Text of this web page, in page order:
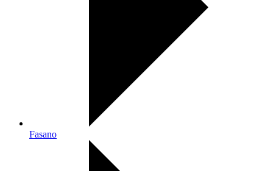
Fasano